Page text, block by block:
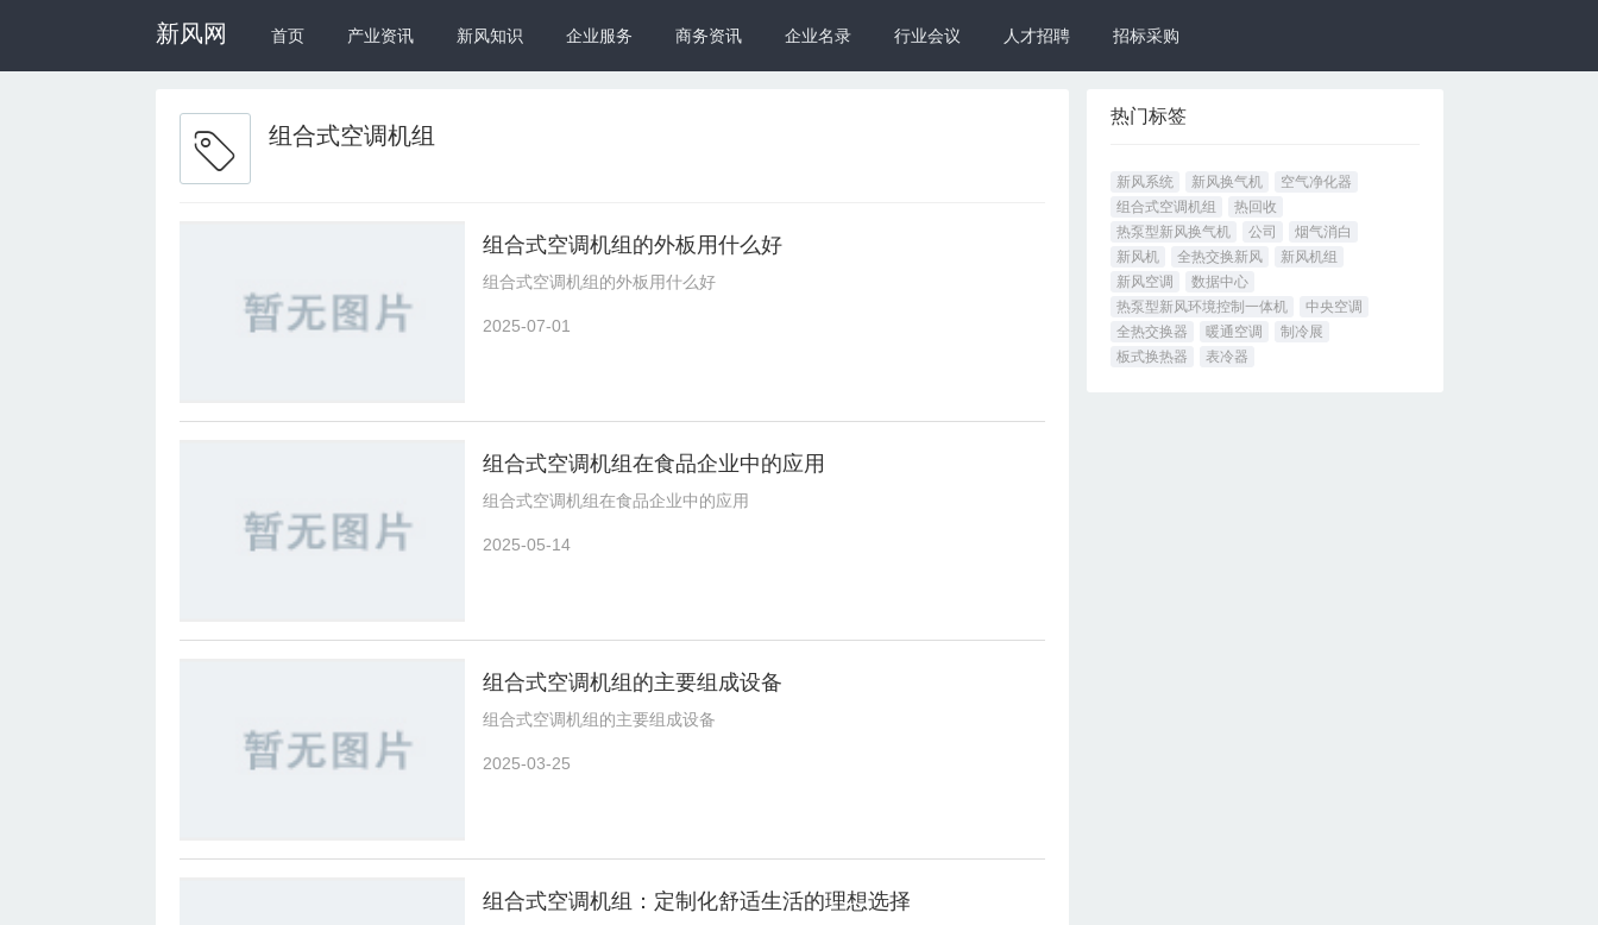
新风网 首页 产业资讯 新风知识 企业服务 商务资讯 企业名录 行业会议 人才招聘 招标采购
组合式空调机组
组合式空调机组的外板用什么好
组合式空调机组的外板用什么好
2025-07-01
组合式空调机组在食品企业中的应用
组合式空调机组在食品企业中的应用
2025-05-14
组合式空调机组的主要组成设备
组合式空调机组的主要组成设备
2025-03-25
组合式空调机组：定制化舒适生活的理想选择
热门标签
新风系统 新风换气机
空气净化器
组合式空调机组
热回收
热泵型新风换气机
公司
烟气消白
新风机
全热交换新风
新风机组
新风空调
数据中心
热泵型新风环境控制一体机
中央空调
全热交换器
暖通空调
制冷展
板式换热器
表冷器